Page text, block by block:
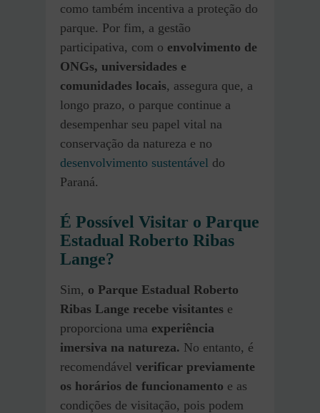
como também incentiva a proteção do
parque. Por fim, a gestão
participativa, com o envolvimento de
ONGs, universidades e
comunidades locais, assegura que, a
longo prazo, o parque continue a
desempenhar seu papel vital na
conservação da natureza e no
desenvolvimento sustentável do
Paraná.
É Possível Visitar o Parque
Estadual Roberto Ribas
Lange?
Sim, o Parque Estadual Roberto
Ribas Lange recebe visitantes e
proporciona uma experiência
imersiva na natureza. No entanto, é
recomendável verificar previamente
os horários de funcionamento e as
condições de visitação, pois podem